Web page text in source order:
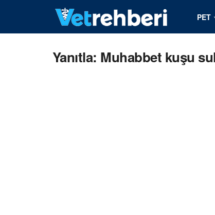
PET
Yanıtla: Muhabbet kuşu